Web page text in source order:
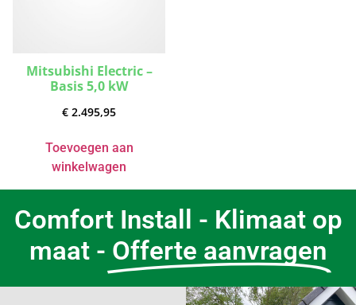
Mitsubishi Electric –
Basis 5,0 kW
€ 2.495,95
Toevoegen aan
winkelwagen
Comfort Install - Klimaat op
maat - Offerte aanvragen